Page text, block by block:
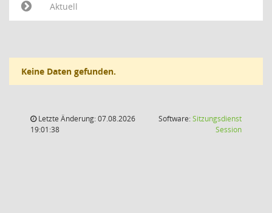
Aktuell
Keine Daten gefunden.
Letzte Änderung: 07.08.2026
19:01:38
Software:Sitzungsdienst
Session(Wird in